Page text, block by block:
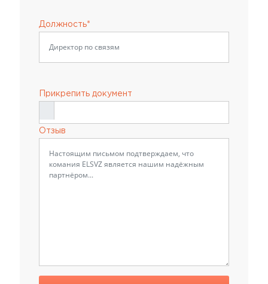
Должность*
Прикрепить документ
Отзыв